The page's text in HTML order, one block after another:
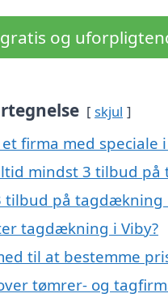
og
skjul
et firma med
mindst 3 tilbud på
tilbud på
tagdækning i Viby?
til at bestemme
tømrer- og